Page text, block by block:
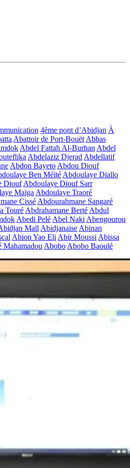
4ème pont d’Abidjan À
Abattoir de Port-Bouët Abbas
Abdel Fattah Al-Burhan Abdel
Abdelaziz Djerad Abdellatif
Abdon Bayeto Abdou Diouf
Ben Méité Abdoulaye Diallo
Diouf Abdoulaye Diouf Sarr
Maïga Abdoulaye Traoré
Cissé Abdourahmane Sangaré
Touré Abdrahamane Berté Abdul
Abedi Pelé Abel Naki Abengourou
Mall Abidjanaise Abinan
Abion Yao Eli Abir Moussi Abissa
Mahamadou Abobo Abobo Baoulé